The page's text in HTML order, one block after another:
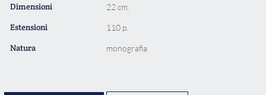
Dimensioni 22 cm.
Estensioni 110 p.
Natura monografia